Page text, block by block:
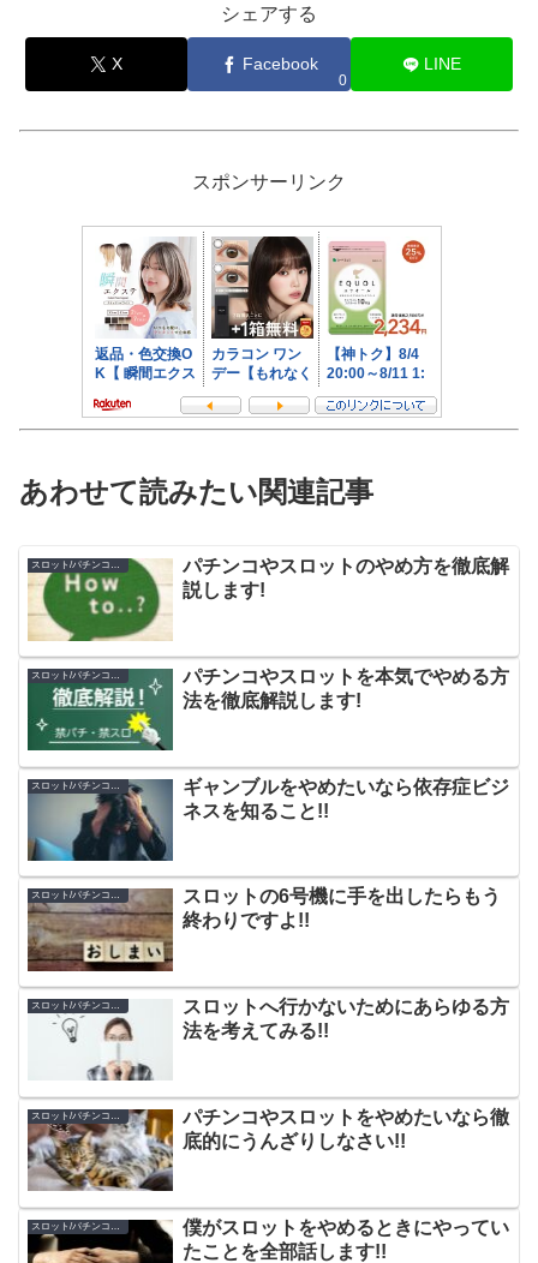
シェアする
X Facebook
0
LINE
スポンサーリンク
あわせて読みたい関連記事
スロット/パチンコのやめ方
パチンコやスロットのやめ方を徹底解
説します!
スロット/パチンコのやめ方
パチンコやスロットを本気でやめる方
法を徹底解説します!
ギャンブルをやめたいなら依存症ビジ
ネスを知ること!!
スロット/パチンコのやめ方
スロットの6号機に手を出したらもう
終わりですよ!!
スロット/パチンコのやめ方
スロットへ行かないためにあらゆる方
法を考えてみる!!
スロット/パチンコのやめ方
パチンコやスロットをやめたいなら徹
底的にうんざりしなさい!!
僕がスロットをやめるときにやってい
たことを全部話します!!